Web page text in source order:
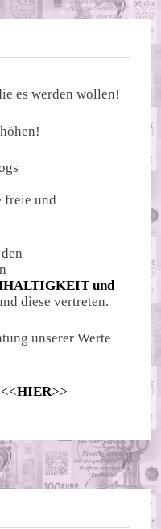
es werden wollen!
freie und
und
diese vertreten.
unserer Werte
<<HIER>>